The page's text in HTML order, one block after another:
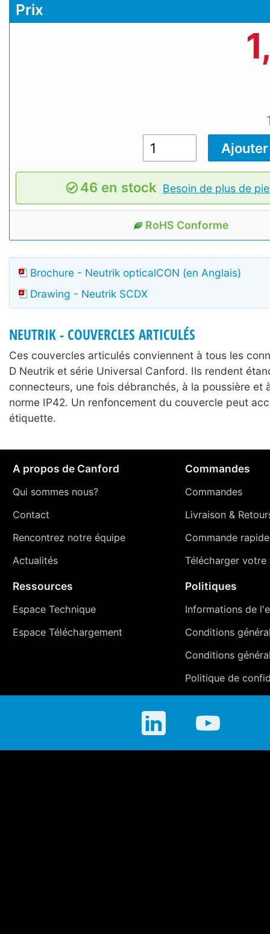
Prix
46 en stock Besoin de plus de
RoHS Conforme
Brochure - Neutrik opticalCON (en Anglais)
Drawing - Neutrik SCDX
NEUTRIK - COUVERCLES ARTICULÉS
Ces couvercles articulés conviennent à tous les
D Neutrik et série Universal Canford. Ils rendent
connecteurs, une fois débranchés, à la poussière et
norme IP42. Un renfoncement du couvercle peut
étiquette.
A propos de Canford
Qui sommes nous?
Contact
Rencontrez notre équipe
Actualités
Commandes
Commandes
Livraison&
Commande rapide
Télécharger votre
Ressources
Espace Technique
Espace Téléchargement
Politiques
Informations de
Conditions
Conditions
Politique de